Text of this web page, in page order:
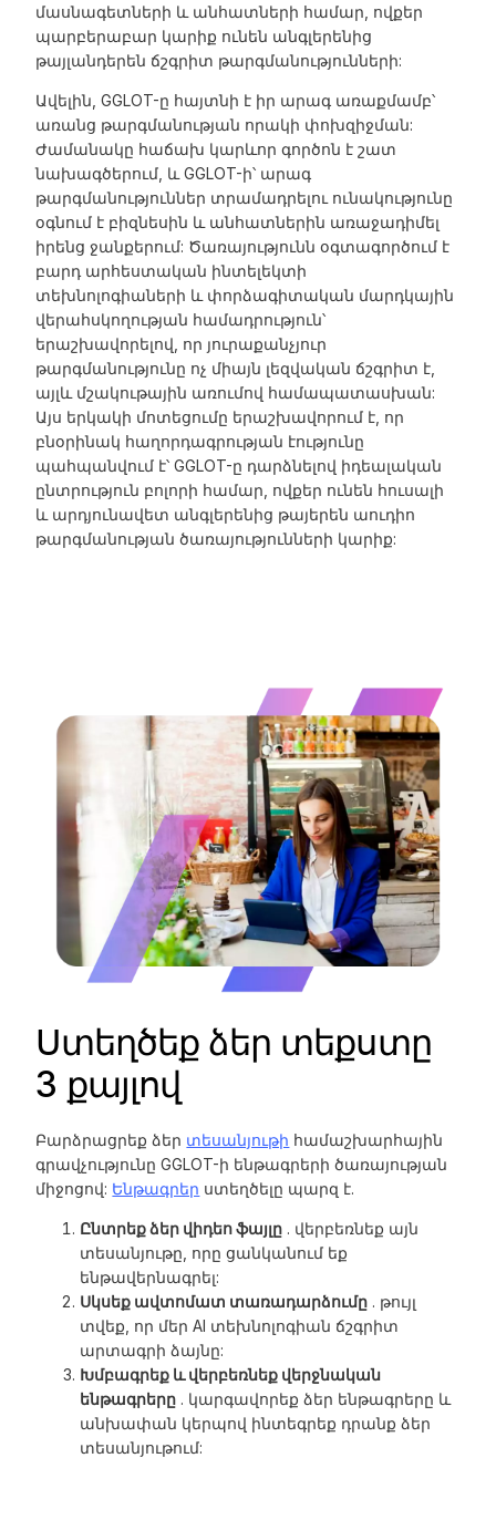
մասնագետների և անհատների համար, ովքեր
պարբերաբար կարիք ունեն անգլերենից
թայլանդերեն ճշգրիտ թարգմանությունների:
Ավելին, GGLOT-ը հայտնի է իր արագ առաքմամբ՝
առանց թարգմանության որակի փոխզիջման:
Ժամանակը հաճախ կարևոր գործոն է շատ
նախագծերում, և GGLOT-ի՝ արագ
թարգմանություններ տրամադրելու ունակությունը
օգնում է բիզնեսին և անհատներին առաջադիմել
իրենց ջանքերում: Ծառայությունն օգտագործում է
բարդ արհեստական ինտելեկտի
տեխնոլոգիաների և փորձագիտական մարդկային
վերահսկողության համադրություն՝
երաշխավորելով, որ յուրաքանչյուր
թարգմանությունը ոչ միայն լեզվական ճշգրիտ է,
այլև մշակութային առումով համապատասխան:
Այս երկակի մոտեցումը երաշխավորում է, որ
բնօրինակ հաղորդագրության էությունը
պահպանվում է՝ GGLOT-ը դարձնելով իդեալական
ընտրություն բոլորի համար, ովքեր ունեն հուսալի
և արդյունավետ անգլերենից թայերեն աուդիո
թարգմանության ծառայությունների կարիք:
Ստեղծեք ձեր տեքստը
3 քայլով
Բարձրացրեք ձեր տեսանյութի համաշխարհային
գրավչությունը GGLOT-ի ենթագրերի ծառայության
միջոցով: Ենթագրեր ստեղծելը պարզ է.
Ընտրեք ձեր վիդեո ֆայլը . վերբեռնեք այն
տեսանյութը, որը ցանկանում եք
ենթավերնագրել:
Սկսեք ավտոմատ տառադարձումը . թույլ
տվեք, որ մեր AI տեխնոլոգիան ճշգրիտ
արտագրի ձայնը:
Խմբագրեք և վերբեռնեք վերջնական
ենթագրերը . կարգավորեք ձեր ենթագրերը և
անխափան կերպով ինտեգրեք դրանք ձեր
տեսանյութում: